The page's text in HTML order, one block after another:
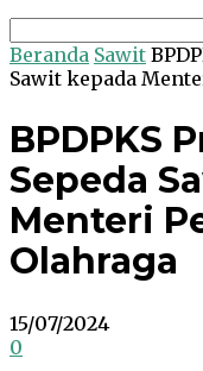
Beranda Sawit
Sawit kepada
BPDPKS
Sepeda
Menteri
Olahraga
15/07/2024
0